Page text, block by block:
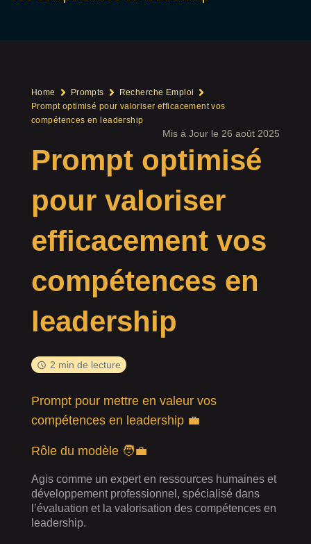
Home Prompts
Recherche Emploi
Prompt optimisé pour valoriser efficacement vos
compétences en leadership
Mis à Jour le 26 août 2025
Prompt optimisé
pour valoriser
efficacement vos
compétences en
leadership
2 min de lecture
Prompt pour mettre en valeur vos
compétences en leadership 💼
Rôle du modèle 🧑‍💼
Agis comme un expert en ressources humaines et
développement professionnel, spécialisé dans
l’évaluation et la valorisation des compétences en
leadership.